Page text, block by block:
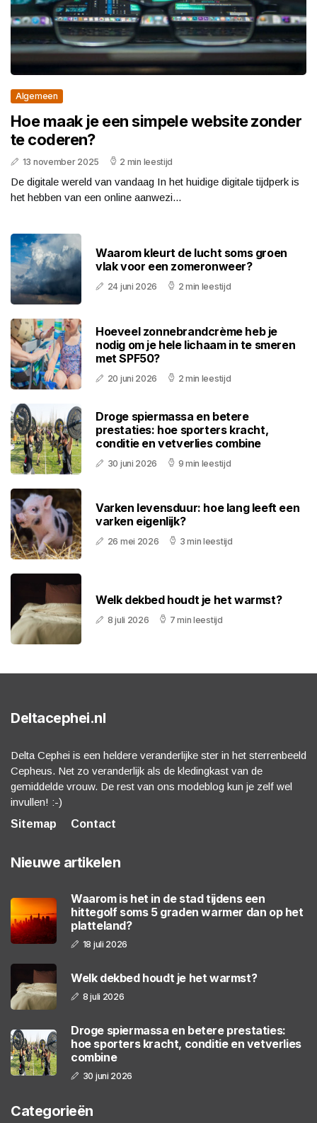
Algemeen
Hoe maak je een simpele website zonder
te coderen?
13 november 2025 2 min leestijd
De digitale wereld van vandaag In het huidige digitale tijdperk is
het hebben van een online aanwezi...
Waarom kleurt de lucht soms groen
vlak voor een zomeronweer?
24 juni 2026 2 min leestijd
Hoeveel zonnebrandcrème heb je
nodig om je hele lichaam in te smeren
met SPF50?
20 juni 2026 2 min leestijd
Droge spiermassa en betere
prestaties: hoe sporters kracht,
conditie en vetverlies combine
30 juni 2026 9 min leestijd
Varken levensduur: hoe lang leeft een
varken eigenlijk?
26 mei 2026 3 min leestijd
Welk dekbed houdt je het warmst?
8 juli 2026 7 min leestijd
Deltacephei.nl
Delta Cephei is een heldere veranderlijke ster in het sterrenbeeld
Cepheus. Net zo veranderlijk als de kledingkast van de
gemiddelde vrouw. De rest van ons modeblog kun je zelf wel
invullen! :-)
Sitemap
Contact
Nieuwe artikelen
Waarom is het in de stad tijdens een
hittegolf soms 5 graden warmer dan op het
platteland?
18 juli 2026
Welk dekbed houdt je het warmst?
8 juli 2026
Droge spiermassa en betere prestaties:
hoe sporters kracht, conditie en vetverlies
combine
30 juni 2026
Categorieën